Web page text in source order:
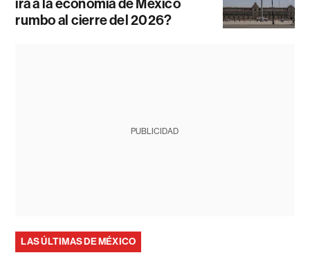
rumbo al cierre del 2026?
PUBLICIDAD
LAS ÚLTIMAS DE MÉXICO